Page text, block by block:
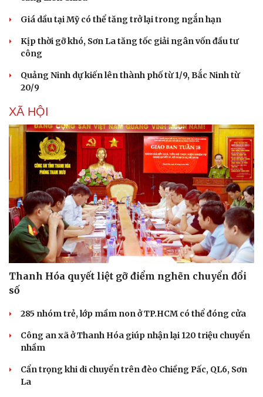
Săn Tour
check-in
Cửa sổ tình yêu
Hạt giống tâm hồn
Giá dầu tại Mỹ có thể tăng trở lại trong ngắn hạn
Kịp thời gỡ khó, Sơn La tăng tốc giải ngân vốn đầu tư
công
Quảng Ninh dự kiến lên thành phố từ 1/9, Bắc Ninh từ
20/9
XÃ HỘI
Thanh Hóa quyết liệt gỡ điểm nghẽn chuyển đổi
số
285 nhóm trẻ, lớp mầm non ở TP.HCM có thể đóng cửa
Công an xã ở Thanh Hóa giúp nhận lại 120 triệu chuyển
nhầm
Cẩn trọng khi di chuyển trên đèo Chiềng Pấc, QL6, Sơn
La